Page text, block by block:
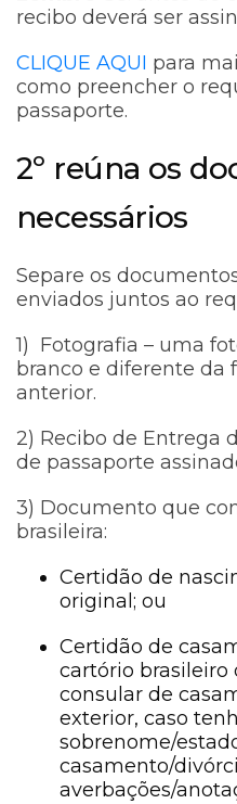
recibo deverá ser
CLIQUE AQUI para
como preencher o
passaporte.
2º reúna os
necessários
Separe os
enviados juntos ao
1) Fotografia – uma
branco e diferente da
anterior.
2) Recibo de Entrega
de passaporte
3) Documento que
brasileira:
Certidão de
original; ou
Certidão de
cartório brasileiro
consular de
exterior, caso
sobrenome/
casamento/
averbações/